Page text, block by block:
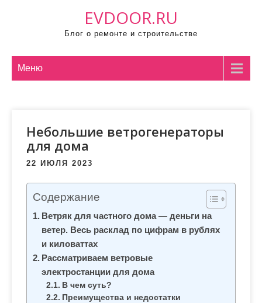
EVDOOR.RU
Блог о ремонте и строительстве
Меню
Небольшие ветрогенераторы
для дома
22 ИЮЛЯ 2023
Содержание
Ветряк для частного дома — деньги на
ветер. Весь расклад по цифрам в рублях
и киловаттах
Рассматриваем ветровые
электростанции для дома
В чем суть?
Преимущества и недостатки